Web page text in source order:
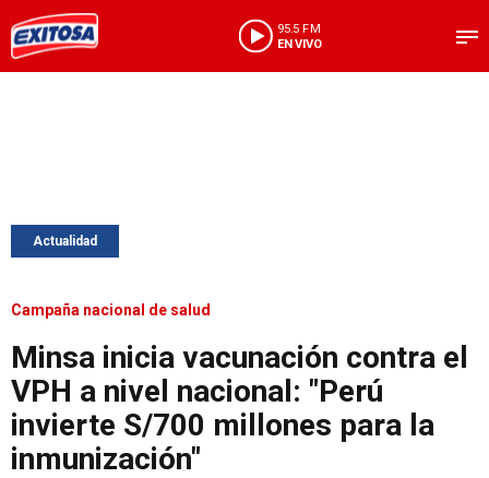
95.5 FM
EN VIVO
Actualidad
Campaña nacional de salud
Minsa inicia vacunación contra el
VPH a nivel nacional: "Perú
invierte S/700 millones para la
inmunización"